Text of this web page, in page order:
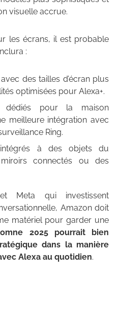
visuelle accrue.
les écrans, il est probable
:
des tailles d’écran plus
optimisées pour Alexa+.
dédiés pour la maison
meilleure intégration avec
Ring.
à des objets du
connectés ou des
Meta qui investissent
Amazon doit
matériel pour garder une
2025 pourrait bien
dans la manière
Alexa au quotidien.